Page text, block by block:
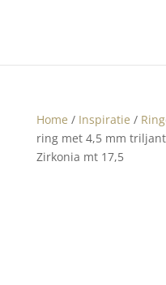
Home / Inspiratie /
ring met 4,5 mm
Zirkonia mt 17,5